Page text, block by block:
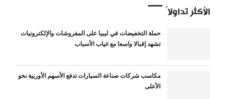
الأكثر تداولاً
حملة التخفيضات في ليبيا على المفروشات والإلكترونيات
تشهد إقبالا واسعا مع غياب الأسباب
مكاسب شركات صناعة السيارات تدفع الأسهم الأوربية نحو
الأعلى